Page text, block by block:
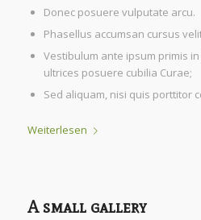
Donec posuere vulputate arcu.
Phasellus accumsan cursus
Vestibulum ante ipsum primis
ultrices posuere cubilia Curae;
Sed aliquam, nisi quis porttitor
Weiterlesen
A small gallery